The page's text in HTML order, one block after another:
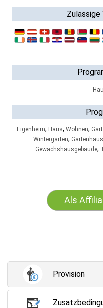
Eigenheim, Haus, Wohnen,
Wintergärten,
Gewächshausgebäude,
Als
Provision